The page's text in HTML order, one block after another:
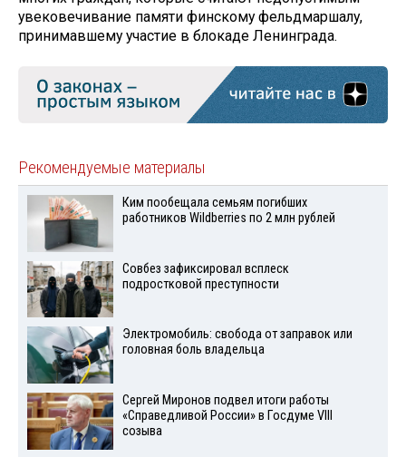
увековечивание памяти финскому фельдмаршалу,
принимавшему участие в блокаде Ленинграда.
Рекомендуемые материалы
Ким пообещала семьям погибших
работников Wildberries по 2 млн рублей
Совбез зафиксировал всплеск
подростковой преступности
Электромобиль: свобода от заправок или
головная боль владельца
Сергей Миронов подвел итоги работы
«Справедливой России» в Госдуме VIII
созыва